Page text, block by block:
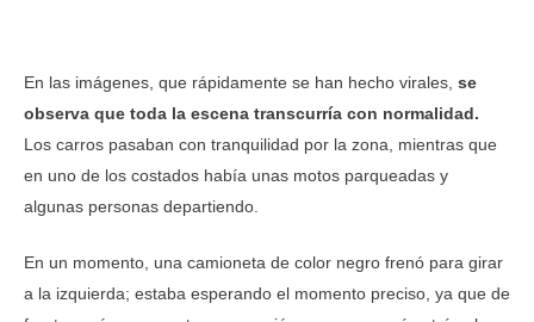
En las imágenes, que rápidamente se han hecho virales, se
observa que toda la escena transcurría con normalidad.
Los carros pasaban con tranquilidad por la zona, mientras que
en uno de los costados había unas motos parqueadas y
algunas personas departiendo.
En un momento, una camioneta de color negro frenó para girar
a la izquierda; estaba esperando el momento preciso, ya que de